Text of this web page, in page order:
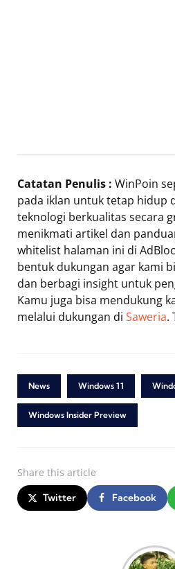
Catatan Penulis : WinPoin
pada iklan untuk tetap hidup
teknologi berkualitas secara
menikmati artikel dan
whitelist halaman ini di
bentuk dukungan agar kami
dan berbagi insight untuk
Kamu juga bisa mendukung
melalui dukungan di Saweria.
News Windows 11
Windows Insider Preview
Share this article
Twitter Facebook